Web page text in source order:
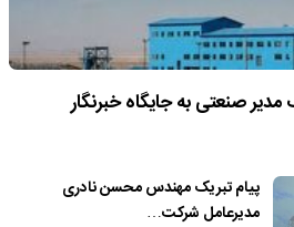
مدیر صنعتی به جایگاه خبرنگار
پیام تبریک مهندس محسن نادری
مدیرعامل شرکت…